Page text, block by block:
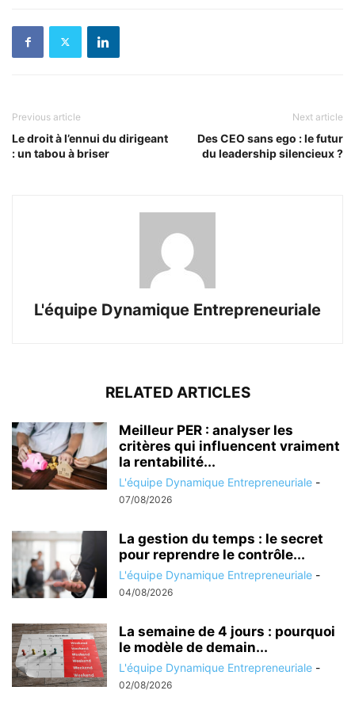
Previous article
Le droit à l’ennui du dirigeant
: un tabou à briser
Next article
Des CEO sans ego : le futur
du leadership silencieux ?
L'équipe Dynamique Entrepreneuriale
RELATED ARTICLES
Meilleur PER : analyser les
critères qui influencent vraiment
la rentabilité...
L'équipe Dynamique Entrepreneuriale -
07/08/2026
La gestion du temps : le secret
pour reprendre le contrôle...
L'équipe Dynamique Entrepreneuriale -
04/08/2026
La semaine de 4 jours : pourquoi
le modèle de demain...
L'équipe Dynamique Entrepreneuriale -
02/08/2026